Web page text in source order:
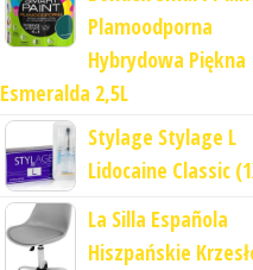
Plamoodporna
Hybrydowa Piękna
Esmeralda 2,5L
Stylage Stylage L
Lidocaine Classic
La Silla Española
Hiszpańskie